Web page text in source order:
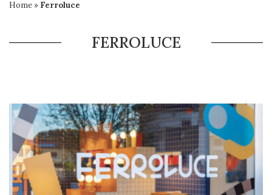
Home » Ferroluce
FERROLUCE